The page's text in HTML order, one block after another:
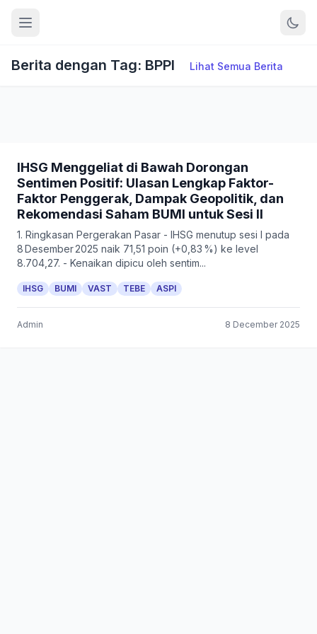
Berita dengan Tag: BPPI Lihat Semua Berita
IHSG Menggeliat di Bawah Dorongan
Sentimen Positif: Ulasan Lengkap Faktor-
Faktor Penggerak, Dampak Geopolitik, dan
Rekomendasi Saham BUMI untuk Sesi II
1. Ringkasan Pergerakan Pasar - IHSG menutup sesi I pada
8 Desember 2025 naik 71,51 poin (+0,83 %) ke level
8.704,27. - Kenaikan dipicu oleh sentim...
IHSG BUMI VAST TEBE ASPI
Admin 8 December 2025